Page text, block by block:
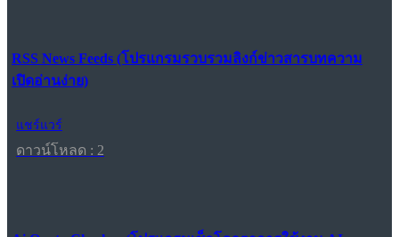
RSS News Feeds (โปรแกรมรวบรวมลิงก์ข่าวสารบทความ
เปิดอ่านง่าย)
แชร์แวร์
ดาวน์โหลด : 2